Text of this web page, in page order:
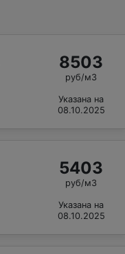
8503
руб/м3
Указана на
08.10.2025
5403
руб/м3
Указана на
08.10.2025